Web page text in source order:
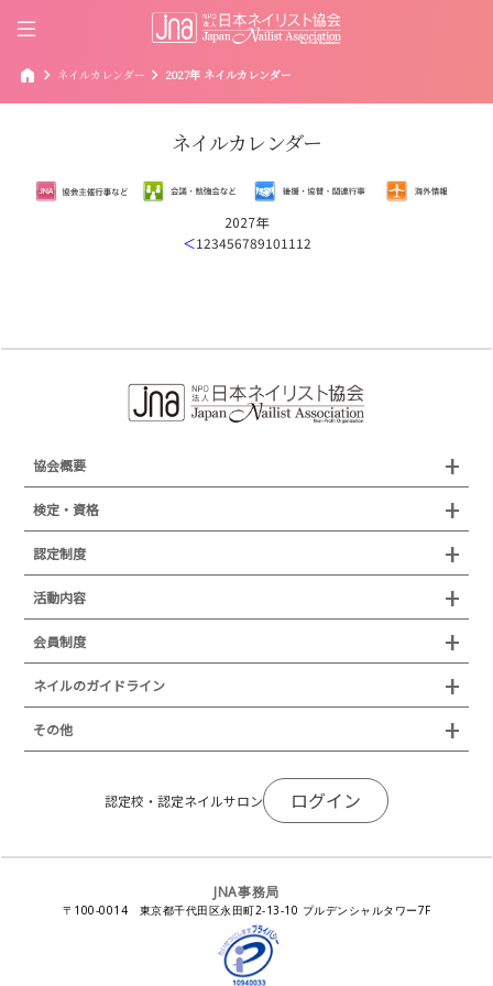
home chevron_right ネイルカレンダー chevron_right 2027年 ネイルカレンダー
ネイルカレンダー
2027年
＜1234567891011 12
協会概要
組織概要
所在地
プレスリリース
叙勲・褒章・受賞・表彰
通常総会について
検定・資格
検定試験
JNAフットケア理論検定試験
ネイリスト技能検定試験（JNEC主催）
JNAネイリスト技能検定国際試験
JNAネイリストキャリアパス講習会
JNAオフィシャル教材
認定制度
認定制度
認定校
活動内容
ネイルエキスポ
ネイルオブザイヤー
全日本ネイリスト選手権・地区大会
11月ネイル月間
セミナー
セミナー
JNAスーパーライブ
ネイルサロン衛生管理士講習会
JNAネイルサロン等化学物質管理講習会
ネイルサロン向けセミナー
ネイルトレンド
ネイルトレンド
トレンドプロジェクトメンバー
会員制度
会員制度
法人会員
ネイルのガイドライン
新型コロナ感染症関連
コンプライアンス／法令遵守
瞬間接着剤の使用について
EUにおけるTPO成分を含む化粧品の市場提供禁止について
景品表示法に基づく措置命令について
その他
サポートネイルサロン制度
教材・書籍・刊行物
認定校・認定ネイルサロン ログイン
JNA事務局
〒100-0014 東京都千代田区永田町2-13-10 プルデンシャルタワー7F